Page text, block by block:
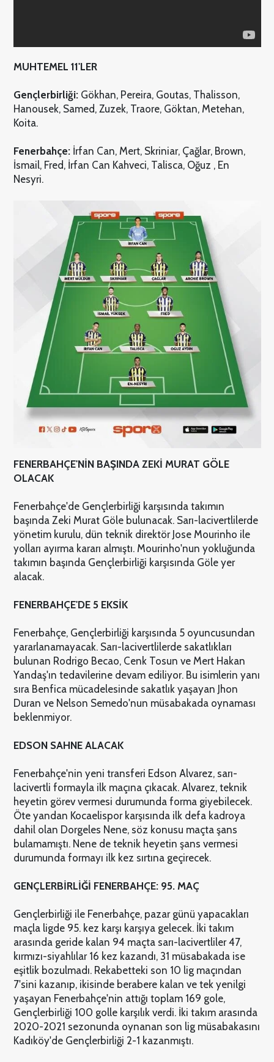
MUHTEMEL 11'LER
Gençlerbirliği:Gökhan, Pereira, Goutas, Thalisson,
Hanousek, Samed, Zuzek, Traore, Göktan, Metehan,
Koita.
Fenerbahçe:İrfan Can, Mert, Skriniar, Çağlar, Brown,
İsmail, Fred, İrfan Can Kahveci, Talisca, Oğuz , En
Nesyri.
FENERBAHÇE'NİN BAŞINDA ZEKİ MURAT GÖLE
OLACAK
Fenerbahçe'de Gençlerbirliği karşısında takımın
başında Zeki Murat Göle bulunacak. Sarı-lacivertlilerde
yönetim kurulu, dün teknik direktör Jose Mourinho ile
yolları ayırma kararı almıştı. Mourinho'nun yokluğunda
takımın başında Gençlerbirliği karşısında Göle yer
alacak.
FENERBAHÇE'DE 5 EKSİK
Fenerbahçe, Gençlerbirliği karşısında 5 oyuncusundan
yararlanamayacak. Sarı-lacivertlilerde sakatlıkları
bulunan Rodrigo Becao, Cenk Tosun ve Mert Hakan
Yandaş'ın tedavilerine devam ediliyor. Bu isimlerin yanı
sıra Benfica mücadelesinde sakatlık yaşayan Jhon
Duran ve Nelson Semedo'nun müsabakada oynaması
beklenmiyor.
EDSON SAHNE ALACAK
Fenerbahçe'nin yeni transferi Edson Alvarez, sarı-
lacivertli formayla ilk maçına çıkacak. Alvarez, teknik
heyetin görev vermesi durumunda forma giyebilecek.
Öte yandan Kocaelispor karşısında ilk defa kadroya
dahil olan Dorgeles Nene, söz konusu maçta şans
bulamamıştı. Nene de teknik heyetin şans vermesi
durumunda formayı ilk kez sırtına geçirecek.
GENÇLERBİRLİĞİ FENERBAHÇE: 95. MAÇ
Gençlerbirliği ile Fenerbahçe, pazar günü yapacakları
maçla ligde 95. kez karşı karşıya gelecek. İki takım
arasında geride kalan 94 maçta sarı-lacivertliler 47,
kırmızı-siyahlılar 16 kez kazandı, 31 müsabakada ise
eşitlik bozulmadı. Rekabetteki son 10 lig maçından
7'sini kazanıp, ikisinde berabere kalan ve tek yenilgi
yaşayan Fenerbahçe'nin attığı toplam 169 gole,
Gençlerbirliği 100 golle karşılık verdi. İki takım arasında
2020-2021 sezonunda oynanan son lig müsabakasını
Kadıköy'de Gençlerbirliği 2-1 kazanmıştı.